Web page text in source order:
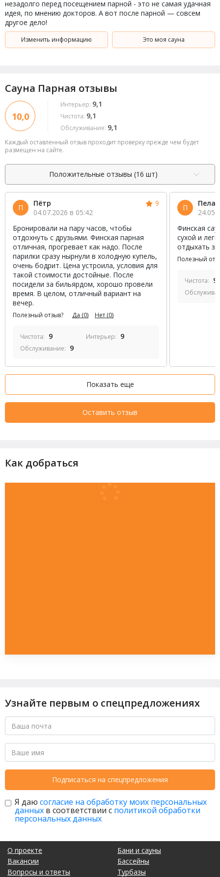
незадолго перед посещением парной - это не самая удачная
идея, по мнению докторов. А вот после парной — совсем
другое дело!
Изменить информацию Это моя сауна
Сауна Парная отзывы
10,0
Интерьер: 9,1
Чистота: 9,1
Обслуживание: 9,1
Каждый оставленный отзыв проходит проверку прежде чем будет
размещен на сайте.
Положительные отзывы (16 шт)
П
Пётр
04.07.2026 в 05:42
9
Бронировали на пару часов, чтобы
отдохнуть с друзьями. Финская парная
отличная, прогревает как надо. После
парилки сразу нырнули в холодную купель,
очень бодрит. Цена устроила, условия для
такой стоимости достойные. После
посидели за бильярдом, хорошо провели
время. В целом, отличный вариант на
вечер.
Полезный отзыв? Да (0) Нет (0)
Чистота: 9 Интерьер: 9
Обслуживание: 9
П
Финская
сухой и
отдыхать
Полезный
Чистота: 9
Показать еще
Оставить отзыв
Как добраться
Узнайте первым о спецпредложениях
Подписаться на спецпредложения
Я даю согласие на обработку моих персональных
данных в соответствии с политикой обработки
персональных данных
О проекте
Вакансии
Вопросы и ответы
Бани и сауны
Бассейны
Турбазы